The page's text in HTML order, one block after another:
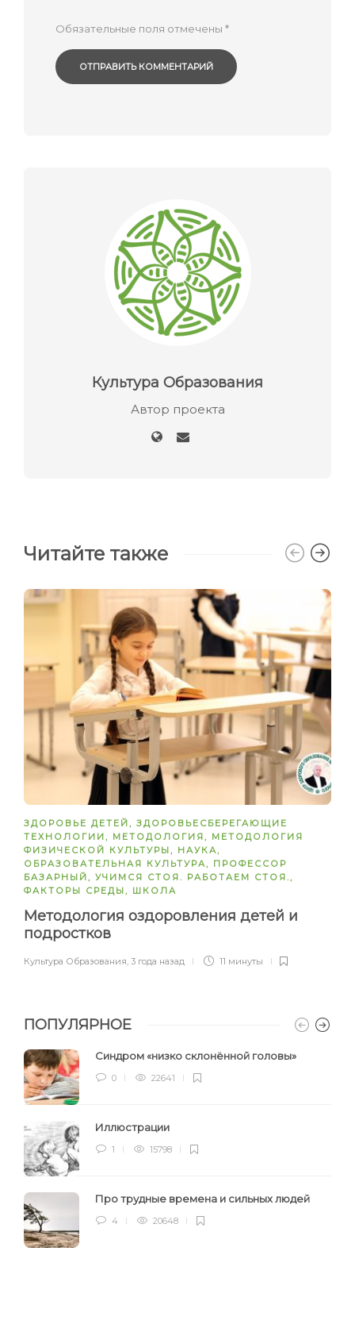
Обязательные поля отмечены *
Культура Образования
Автор проекта
Читайте также
ЗДОРОВЬЕ ДЕТЕЙ , ЗДОРОВЬЕСБЕРЕГАЮЩИЕ
ТЕХНОЛОГИИ , МЕТОДОЛОГИЯ , МЕТОДОЛОГИЯ
ФИЗИЧЕСКОЙ КУЛЬТУРЫ , НАУКА ,
ОБРАЗОВАТЕЛЬНАЯ КУЛЬТУРА , ПРОФЕССОР
БАЗАРНЫЙ , УЧИМСЯ СТОЯ. РАБОТАЕМ СТОЯ. ,
ФАКТОРЫ СРЕДЫ , ШКОЛА
Методология оздоровления детей и
подростков
Культура Образования 3 года назад 11 минуты
ПОПУЛЯРНОЕ
Синдром «низко склонённой головы»
0 22641
Иллюстрации
1 15798
Про трудные времена и сильных людей
4 20648